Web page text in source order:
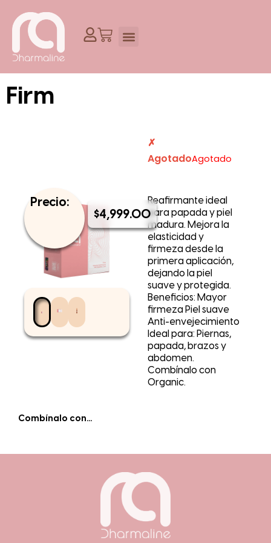
CONTENIDO
CART
Firm
Precio:
$4,999.00
Agotado
Reafirmante ideal
para papada y piel
madura. Mejora la
elasticidad y
firmeza desde la
primera aplicación,
dejando la piel
suave y protegida.
Beneficios: Mayor
firmeza Piel suave
Anti-envejecimiento
Ideal para: Piernas,
papada, brazos y
abdomen.
Combínalo con
Organic.
Combínalo con...